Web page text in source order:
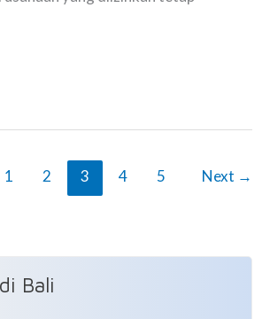
1 2 3 4 5 Next →
Bali